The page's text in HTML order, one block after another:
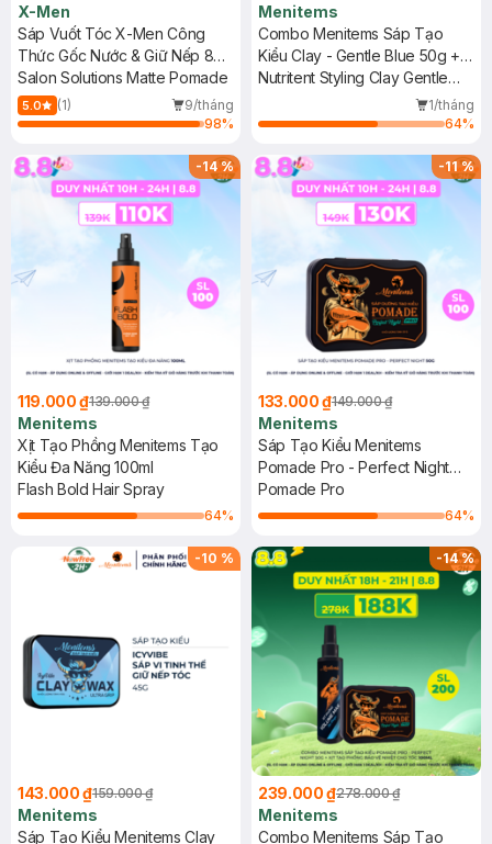
X-Men
Sáp Vuốt Tóc X-Men Công
Thức Gốc Nước & Giữ Nếp 8H
70g
Salon Solutions Matte Pomade
5.0 (1)
9/tháng
98%
Menitems
Combo Menitems Sáp Tạo
Kiểu Clay - Gentle Blue 50g +
Xịt Tạo Phồng Bảo Vệ Nhiệt
Nutritent Styling Clay Gentle
Blue - Volume Max Hair Spray
1/tháng
64%
-14%
119.000 ₫139.000 ₫
Menitems
Xịt Tạo Phồng Menitems Tạo
Kiểu Đa Năng 100ml
Flash Bold Hair Spray
64%
-11%
133.000 ₫149.000 ₫
Menitems
Sáp Tạo Kiểu Menitems
Pomade Pro - Perfect Night
50g
Pomade Pro
64%
-10 %
143.000 ₫159.000 ₫
Menitems
Sáp Tạo Kiểu Menitems Clay
-14%
239.000 ₫278.000 ₫
Menitems
Combo Menitems Sáp Tạo